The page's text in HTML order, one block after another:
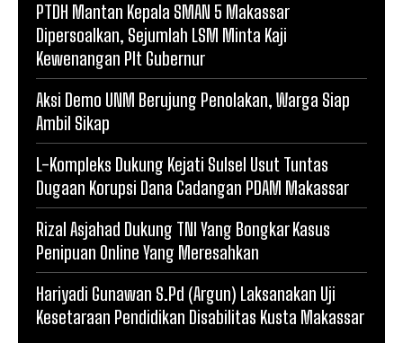
PTDH Mantan Kepala SMAN 5 Makassar
Dipersoalkan, Sejumlah LSM Minta Kaji
Kewenangan Plt Gubernur
Aksi Demo UNM Berujung Penolakan, Warga Siap
Ambil Sikap
L-Kompleks Dukung Kejati Sulsel Usut Tuntas
Dugaan Korupsi Dana Cadangan PDAM Makassar
Rizal Asjahad Dukung TNI Yang Bongkar Kasus
Penipuan Online Yang Meresahkan
Hariyadi Gunawan S.Pd (Argun) Laksanakan Uji
Kesetaraan Pendidikan Disabilitas Kusta Makassar